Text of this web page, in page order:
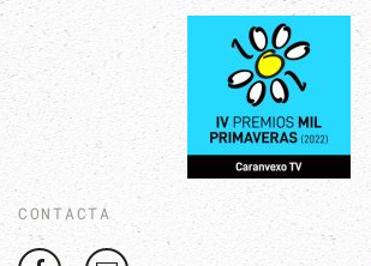
CONTACTA